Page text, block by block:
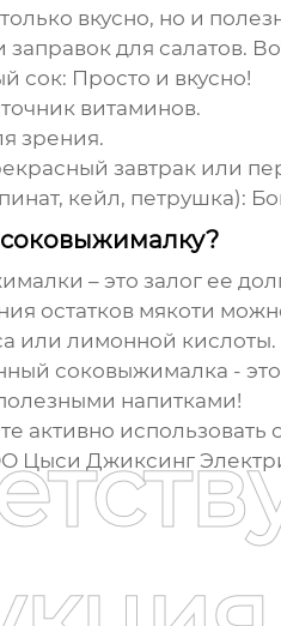
вкусно, но и
для салатов.
сок: Просто и вкусно!
витаминов.
зрения.
завтрак или
кейл, петрушка):
соковыжималку?
– это залог ее
остатков мякоти
или лимонной
соковыжималка -
напитками!
активно использовать
Цыси Джиксинг